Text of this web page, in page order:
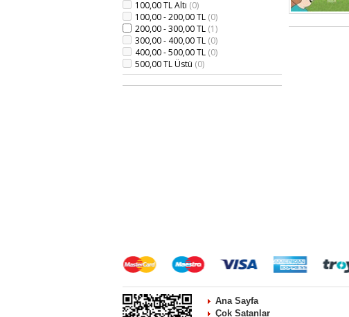
100,00 TL Altı (0)
100,00 - 200,00 TL (0)
200,00 - 300,00 TL (1)
300,00 - 400,00 TL (0)
400,00 - 500,00 TL (0)
500,00 TL Üstü (0)
Ana Sayfa
Çok Satanlar